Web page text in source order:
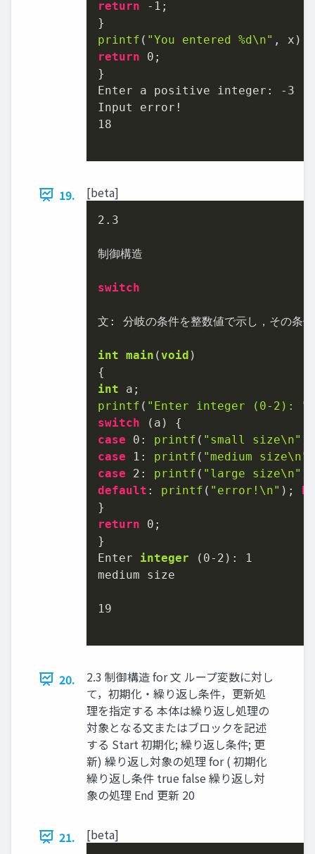
return -1 ;
printf ( "You entered %d\n"
return
0 ;
}
Enter a positive integer:
-3
18
19. [beta]
2.3
制御構造
switch
文: 分岐の条件を整数値で示し，その条
int main (void )
int
printf ( "Enter integer (0-2): "
switch
case
0 : printf ( "small size\n"
case
1 : printf ( "medium size\n"
case
2 : printf ( "large size\n"
default : printf ( "error!\n" );
return
0 ;
Enter integer ( 0-2 ) :
1
medium size
19
20.
2.3 制御構造 for 文 ループ変数に対し
て，初期化・繰り返し条件，更新処
理を指定する 本体は繰り返し処理の
対象となる文またはブロックを記述
する Start 初期化; 繰り返し条件; 更
新) 繰り返し対象の処理 for ( 初期化
繰り返し条件 true false 繰り返し対
象の処理 End 更新 20
21. [beta]